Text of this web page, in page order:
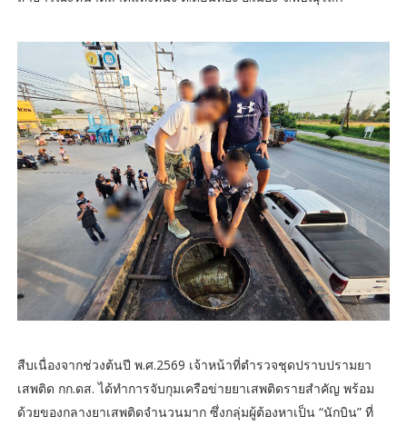
สืบเนื่องจากช่วงต้นปี พ.ศ.2569 เจ้าหน้าที่ตำรวจชุดปราบปรามยา
เสพติด กก.ดส. ได้ทำการจับกุมเครือข่ายยาเสพติดรายสำคัญ พร้อม
ด้วยของกลางยาเสพติดจำนวนมาก ซึ่งกลุ่มผู้ต้องหาเป็น “นักบิน” ที่